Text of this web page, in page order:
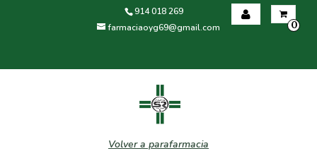
914 018 269
farmaciaoyg69@gmail.com
0
Volver a parafarmacia